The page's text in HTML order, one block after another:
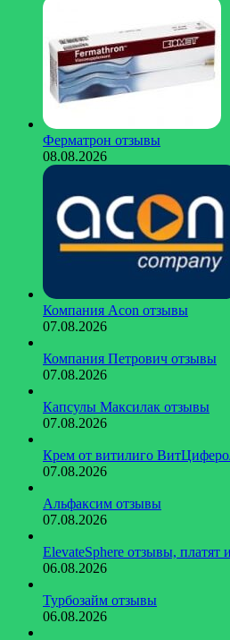
Ферматрон отзывы
08.08.2026
Компания Acon отзывы
07.08.2026
Компания Петрович отзывы
07.08.2026
Капсулы Максилак отзывы
07.08.2026
Крем от витилиго
07.08.2026
Альфаксим отзывы
07.08.2026
ElevateSphere отзывы, платят
06.08.2026
Турбозайм отзывы
06.08.2026